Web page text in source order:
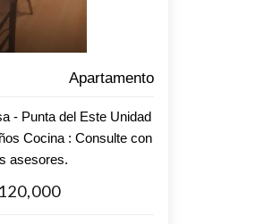
Consulta con nuestros
y para coordinar
hogar te espera!
Apartamento
- Punta del Este Unidad
Cocina : Consulte con
asesores.